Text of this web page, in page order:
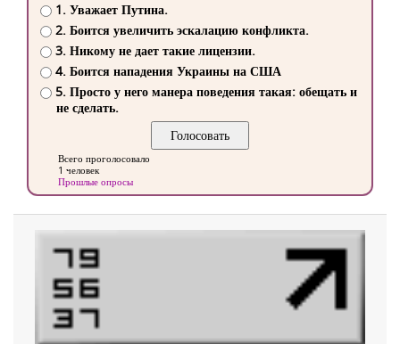
1. Уважает Путина.
2. Боится увеличить эскалацию конфликта.
3. Никому не дает такие лицензии.
4. Боится нападения Украины на США
5. Просто у него манера поведения такая: обещать и
не сделать.
Всего проголосовало
1 человек
Прошлые опросы